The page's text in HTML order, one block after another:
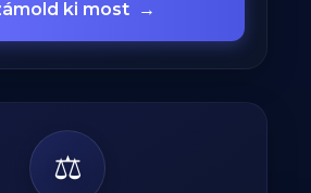
ki most →
⚖️